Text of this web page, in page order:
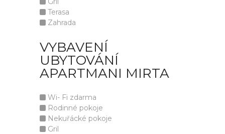
Terasa
Zahrada
VYBAVENÍ
UBYTOVÁNÍ
APARTMANI MIRTA
Wi- Fi zdarma
Rodinné pokoje
Nekuřácké pokoje
Gril